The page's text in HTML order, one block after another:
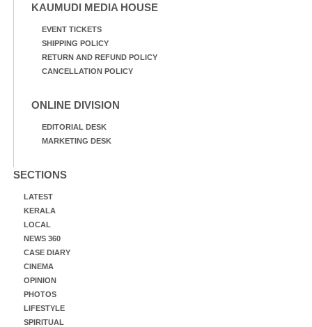
KAUMUDI MEDIA HOUSE
EVENT TICKETS
SHIPPING POLICY
RETURN AND REFUND POLICY
CANCELLATION POLICY
ONLINE DIVISION
EDITORIAL DESK
MARKETING DESK
SECTIONS
LATEST
KERALA
LOCAL
NEWS 360
CASE DIARY
CINEMA
OPINION
PHOTOS
LIFESTYLE
SPIRITUAL